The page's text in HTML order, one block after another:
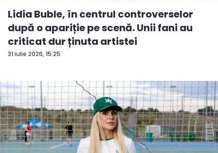
31 iulie 2026, 15:25
Lidia Buble, în centrul controverselor
după o apariție pe scenă. Unii fani au
criticat dur ținuta artistei